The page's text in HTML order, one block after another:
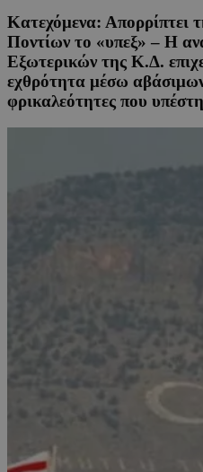
Κατεχόμενα: Απορρίπτει
Ποντίων το «υπεξ» – Η
Εξωτερικών της Κ.Δ.
εχθρότητα μέσω αβάσιμων
φρικαλεότητες που